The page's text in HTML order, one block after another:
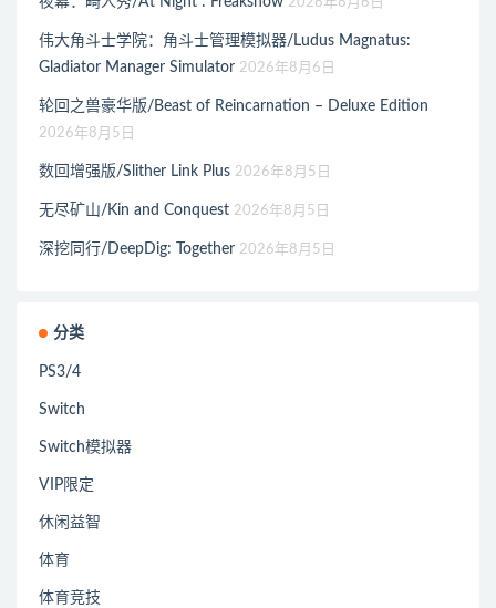
2026年8月6日
伟大角斗士学院：角斗士管理模拟器/Ludus Magnatus:
Gladiator Manager Simulator 2026年8月6日
轮回之兽豪华版/Beast of Reincarnation – Deluxe Edition
2026年8月5日
数回增强版/Slither Link Plus 2026年8月5日
无尽矿山/Kin and Conquest 2026年8月5日
深挖同行/DeepDig: Together 2026年8月5日
分类
PS3/4
Switch
Switch模拟器
VIP限定
休闲益智
体育
体育竞技